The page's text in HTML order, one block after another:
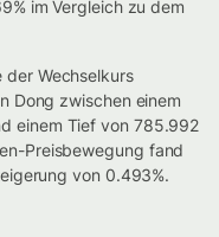
im Vergleich zu dem
Wechselkurs
Dong zwischen einem
einem Tief von 785.992
Preisbewegung fand
von 0.493%.